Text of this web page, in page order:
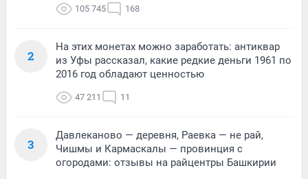
105 745 168
2
На этих монетах можно заработать: антиквар
из Уфы рассказал, какие редкие деньги 1961 по
2016 год обладают ценностью
47 211 11
3
Давлеканово — деревня, Раевка — не рай,
Чишмы и Кармаскалы — провинция с
огородами: отзывы на райцентры Башкирии